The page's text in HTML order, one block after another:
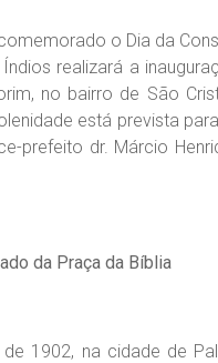
o Dia da
realizará a
no bairro de São
está prevista
prefeito dr. Márcio
da Praça da Bíblia
1902, na cidade de